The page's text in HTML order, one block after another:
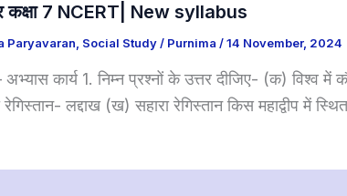
कक्षा 7 NCERT| New syllabus
Paryavaran, Social Study/ Purnima /14 November, 2024
कार्य 1. निम्न प्रश्नों के उत्तर दीजिए- (क) विश्व में
लद्दाख (ख) सहारा रेगिस्तान किस महाद्वीप में